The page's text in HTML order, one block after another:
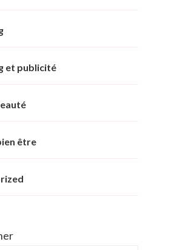
et publicité
être